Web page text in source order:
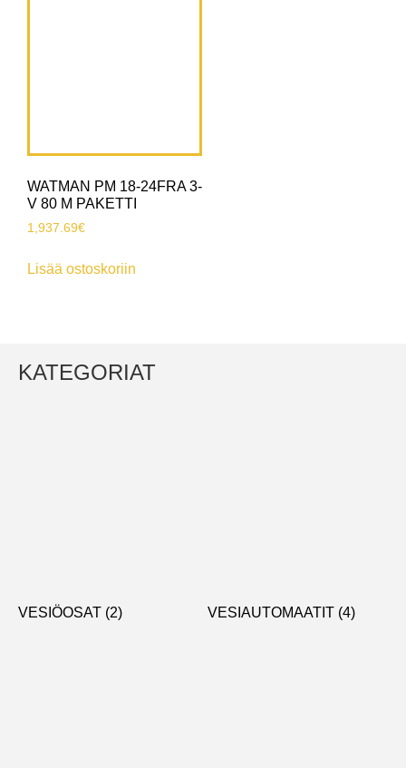
WATMAN PM 18-24FRA 3-
V 80 M PAKETTI
1,937.69€
Lisää ostoskoriin
KATEGORIAT
VESIÖOSAT (2) VESIAUTOMAATIT (4)